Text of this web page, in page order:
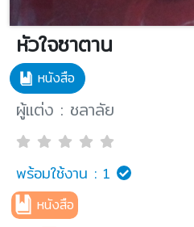
หัวใจซาตาน
หนังสือ
ผู้แต่ง : ชลาลัย
พร้อมใช้งาน : 1
หนังสือ